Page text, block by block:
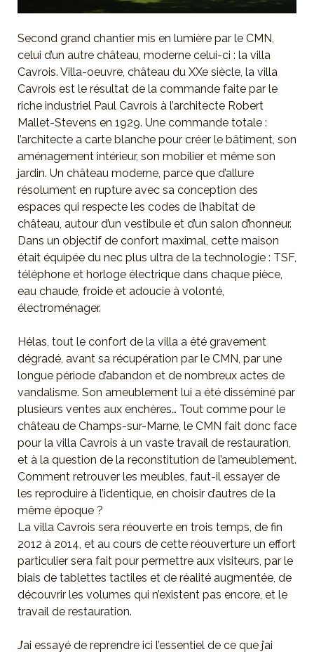
Second grand chantier mis en lumière par le CMN,
celui d’un autre château, moderne celui-ci : la villa
Cavrois. Villa-oeuvre, château du XXe siècle, la villa
Cavrois est le résultat de la commande faite par le
riche industriel Paul Cavrois à l’architecte Robert
Mallet-Stevens en 1929. Une commande totale :
l’architecte a carte blanche pour créer le bâtiment, son
aménagement intérieur, son mobilier et même son
jardin. Un château moderne, parce que d’allure
résolument en rupture avec sa conception des
espaces qui respecte les codes de l’habitat de
château, autour d’un vestibule et d’un salon d’honneur.
Dans un objectif de confort maximal, cette maison
était équipée du nec plus ultra de la technologie : TSF,
téléphone et horloge électrique dans chaque pièce,
eau chaude, froide et adoucie à volonté,
électroménager.
Hélas, tout le confort de la villa a été gravement
dégradé, avant sa récupération par le CMN, par une
longue période d’abandon et de nombreux actes de
vandalisme. Son ameublement lui a été disséminé par
plusieurs ventes aux enchères… Tout comme pour le
château de Champs-sur-Marne, le CMN fait donc face
pour la villa Cavrois à un vaste travail de restauration,
et à la question de la reconstitution de l’ameublement.
Comment retrouver les meubles, faut-il essayer de
les reproduire à l’identique, en choisir d’autres de la
même époque ?
La villa Cavrois sera réouverte en trois temps, de fin
2012 à 2014, et au cours de cette réouverture un effort
particulier sera fait pour permettre aux visiteurs, par le
biais de tablettes tactiles et de réalité augmentée, de
découvrir les volumes qui n’existent pas encore, et le
travail de restauration.
J’ai essayé de reprendre ici l’essentiel de ce que j’ai